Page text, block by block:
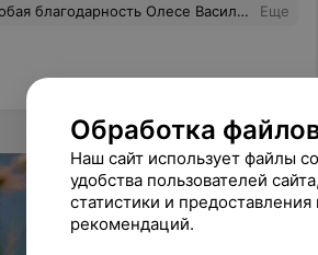
Васильевне и Сергею Сергеевичу ! Вы лучшие Еще
Обработка
Наш сайт использует файлы
удобства пользователей
статистики и
рекомендаций.